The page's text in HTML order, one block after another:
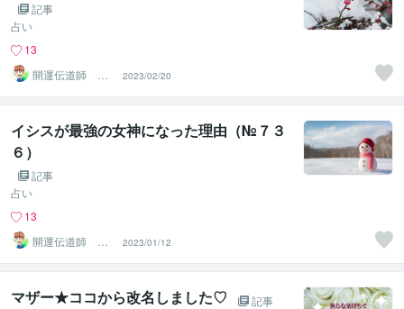
記事
占い
13
開運伝道師 HE
RO
2023/02/20
イシスが最強の女神になった理由（№７３
６）
記事
占い
13
開運伝道師 HE
RO
2023/01/12
マザー★ココから改名しました♡
記事